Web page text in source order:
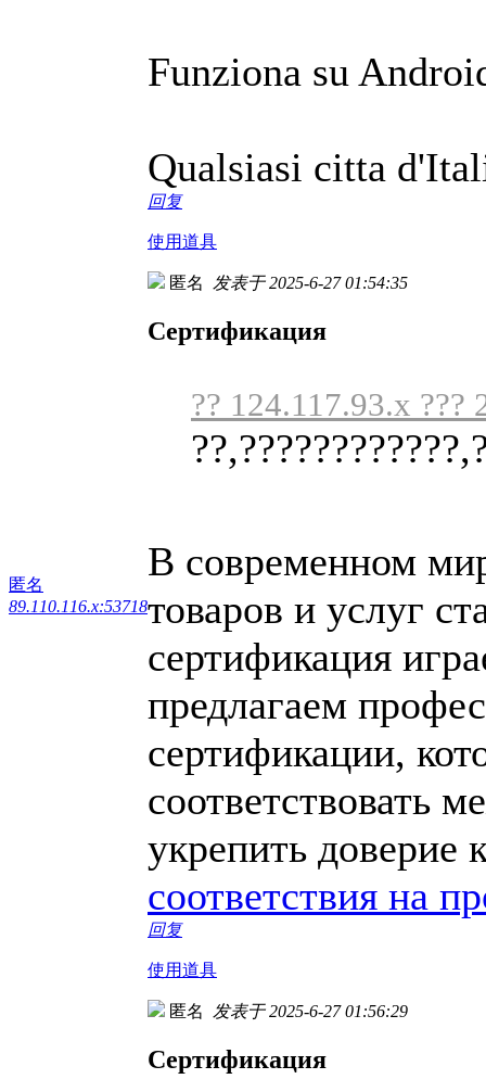
Funziona su
Qualsiasi citta
回复
使用道具
匿名
89.110.116.x:53718
匿名 发表于 2025-6-27 01:54:35
Сертификация
?? 124.117.93.x ???
В современном
товаров и услуг
сертификация
предлагаем
сертификации,
соответствовать
укрепить доверие
соответствия на
回复
使用道具
匿名 发表于 2025-6-27 01:56:29
Сертификация